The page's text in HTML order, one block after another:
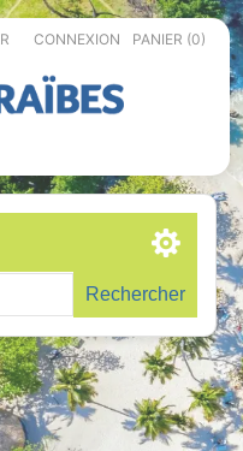
CONNEXION PANIER (0)
Rechercher